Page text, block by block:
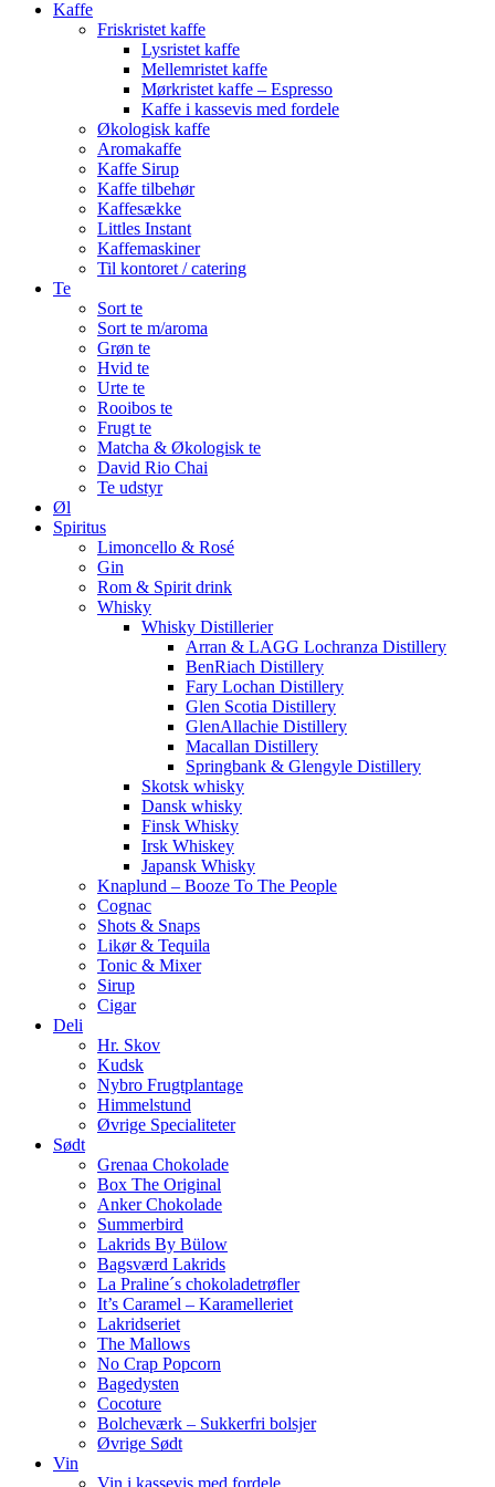
Close
Kaffe
Friskristet kaffe
Lysristet kaffe
Mellemristet kaffe
Mørkristet kaffe – Espresso
Kaffe i kassevis med fordele
Økologisk kaffe
Aromakaffe
Kaffe Sirup
Kaffe tilbehør
Kaffesække
Littles Instant
Kaffemaskiner
Til kontoret / catering
Te
Sort te
Sort te m/aroma
Grøn te
Hvid te
Urte te
Rooibos te
Frugt te
Matcha & Økologisk te
David Rio Chai
Te udstyr
Øl
Spiritus
Limoncello & Rosé
Gin
Rom & Spirit drink
Whisky
Whisky Distillerier
Arran & LAGG Lochranza Distillery
BenRiach Distillery
Fary Lochan Distillery
Glen Scotia Distillery
GlenAllachie Distillery
Macallan Distillery
Springbank & Glengyle Distillery
Skotsk whisky
Dansk whisky
Finsk Whisky
Irsk Whiskey
Japansk Whisky
Knaplund – Booze To The People
Cognac
Shots & Snaps
Likør & Tequila
Tonic & Mixer
Sirup
Cigar
Deli
Hr. Skov
Kudsk
Nybro Frugtplantage
Himmelstund
Øvrige Specialiteter
Sødt
Grenaa Chokolade
Box The Original
Anker Chokolade
Summerbird
Lakrids By Bülow
Bagsværd Lakrids
La Praline´s chokoladetrøfler
It’s Caramel – Karamelleriet
Lakridseriet
The Mallows
No Crap Popcorn
Bagedysten
Cocoture
Bolcheværk – Sukkerfri bolsjer
Øvrige Sødt
Vin